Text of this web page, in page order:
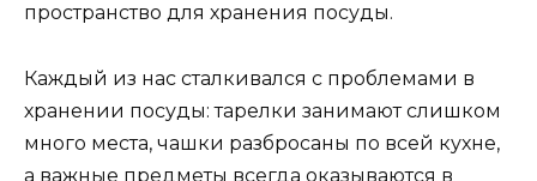
пространство для хранения посуды.
Каждый из нас сталкивался с проблемами в
хранении посуды: тарелки занимают слишком
много места, чашки разбросаны по всей кухне,
а важные предметы всегда оказываются в